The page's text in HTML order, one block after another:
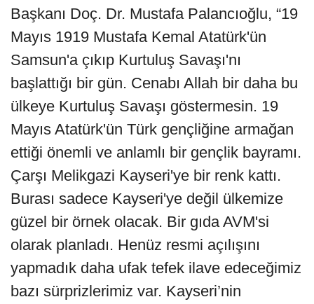
Başkanı Doç. Dr. Mustafa Palancıoğlu, “19
Mayıs 1919 Mustafa Kemal Atatürk'ün
Samsun'a çıkıp Kurtuluş Savaşı'nı
başlattığı bir gün. Cenabı Allah bir daha bu
ülkeye Kurtuluş Savaşı göstermesin. 19
Mayıs Atatürk'ün Türk gençliğine armağan
ettiği önemli ve anlamlı bir gençlik bayramı.
Çarşı Melikgazi Kayseri'ye bir renk kattı.
Burası sadece Kayseri'ye değil ülkemize
güzel bir örnek olacak. Bir gıda AVM'si
olarak planladı. Henüz resmi açılışını
yapmadık daha ufak tefek ilave edeceğimiz
bazı sürprizlerimiz var. Kayseri’nin